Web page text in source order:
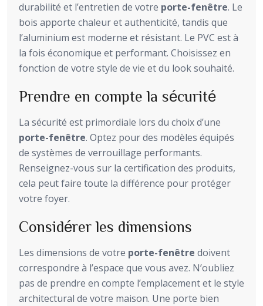
durabilité et l’entretien de votre porte-fenêtre. Le
bois apporte chaleur et authenticité, tandis que
l’aluminium est moderne et résistant. Le PVC est à
la fois économique et performant. Choisissez en
fonction de votre style de vie et du look souhaité.
Prendre en compte la sécurité
La sécurité est primordiale lors du choix d’une
porte-fenêtre. Optez pour des modèles équipés
de systèmes de verrouillage performants.
Renseignez-vous sur la certification des produits,
cela peut faire toute la différence pour protéger
votre foyer.
Considérer les dimensions
Les dimensions de votre porte-fenêtre doivent
correspondre à l’espace que vous avez. N’oubliez
pas de prendre en compte l’emplacement et le style
architectural de votre maison. Une porte bien